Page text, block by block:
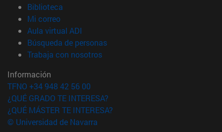
Biblioteca
Mi correo(abre en nueva ventana)
Aula virtual ADI
Búsqueda de personas(abre en nueva ventana)
Trabaja con nosotros(abre en nueva ventana)
Información
TFNO +34 948 42 56 00
¿QUÉ GRADO TE INTERESA?
¿QUÉ MÁSTER TE INTERESA?
© Universidad de Navarra